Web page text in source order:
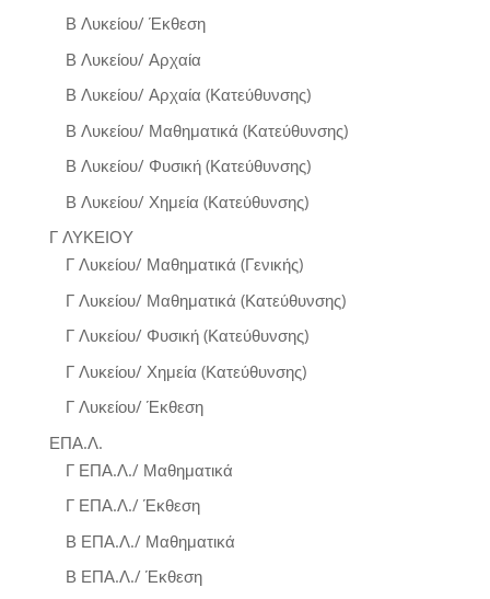
Β Λυκείου/ Έκθεση
Β Λυκείου/ Αρχαία
Β Λυκείου/ Αρχαία (Κατεύθυνσης)
Β Λυκείου/ Μαθηματικά (Κατεύθυνσης)
Β Λυκείου/ Φυσική (Κατεύθυνσης)
Β Λυκείου/ Χημεία (Κατεύθυνσης)
Γ ΛΥΚΕΙΟΥ
Γ Λυκείου/ Μαθηματικά (Γενικής)
Γ Λυκείου/ Μαθηματικά (Κατεύθυνσης)
Γ Λυκείου/ Φυσική (Κατεύθυνσης)
Γ Λυκείου/ Χημεία (Κατεύθυνσης)
Γ Λυκείου/ Έκθεση
ΕΠΑ.Λ.
Γ ΕΠΑ.Λ./ Μαθηματικά
Γ ΕΠΑ.Λ./ Έκθεση
Β ΕΠΑ.Λ./ Μαθηματικά
Β ΕΠΑ.Λ./ Έκθεση